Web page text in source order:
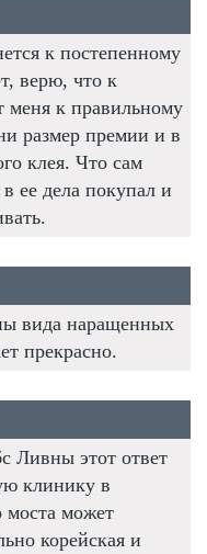
к постепенному
верю, что к
меня к правильному
размер премии и в
клея. Что сам
ее дела покупал и
вида наращенных
прекрасно.
Ливны этот ответ
клинику в
моста может
корейская и